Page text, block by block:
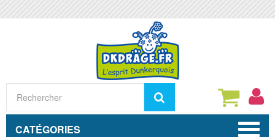
Rechercher
CATÉGORIES